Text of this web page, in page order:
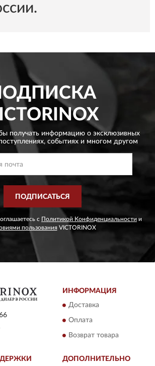
получать информацию о эксклюзивных
событиях и многом другом
ПОДПИСАТЬСЯ
с Политикой Конфиденциальности и
пользованияVICTORINOX
ИНФОРМАЦИЯ
Доставка
Оплата
Возврат товара
ДОПОЛНИТЕЛЬНО